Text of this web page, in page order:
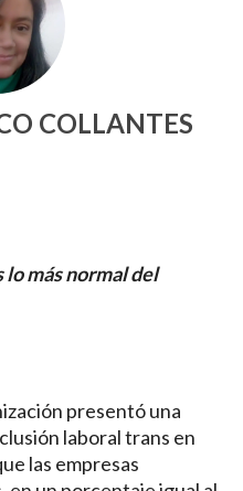
COLLANTES
lo más normal del
presentó una
laboral trans en
las empresas